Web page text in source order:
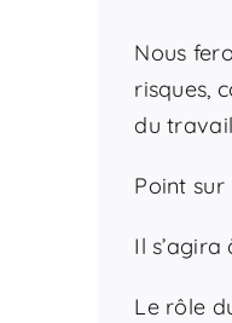
Nous
risques,
du
Point
Il
Le rôle